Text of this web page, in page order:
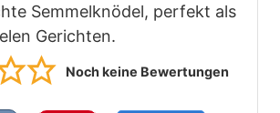
Semmelknödel, perfekt als
Gerichten.
Noch keine Bewertungen